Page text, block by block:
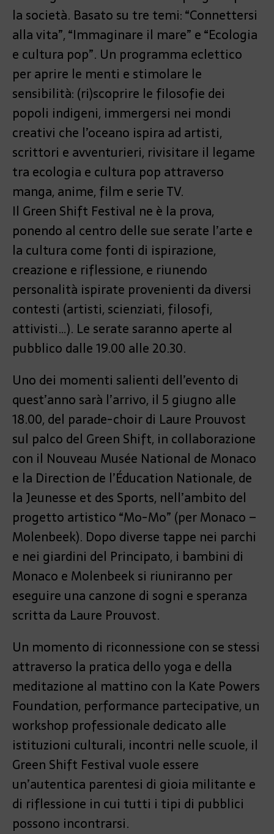
la società. Basato su tre temi: “Connettersi
alla vita”, “Immaginare il mare” e “Ecologia
e cultura pop”. Un programma eclettico
per aprire le menti e stimolare le
sensibilità: (ri)scoprire le filosofie dei
popoli indigeni, immergersi nei mondi
creativi che l’oceano ispira ad artisti,
scrittori e avventurieri, rivisitare il legame
tra ecologia e cultura pop attraverso
manga, anime, film e serie TV.
Il Green Shift Festival ne è la prova,
ponendo al centro delle sue serate l’arte e
la cultura come fonti di ispirazione,
creazione e riflessione, e riunendo
personalità ispirate provenienti da diversi
contesti (artisti, scienziati, filosofi,
attivisti…). Le serate saranno aperte al
pubblico dalle 19.00 alle 20.30.
Uno dei momenti salienti dell’evento di
quest’anno sarà l’arrivo, il 5 giugno alle
18.00, del parade-choir di Laure Prouvost
sul palco del Green Shift, in collaborazione
con il Nouveau Musée National de Monaco
e la Direction de l’Éducation Nationale, de
la Jeunesse et des Sports, nell’ambito del
progetto artistico “Mo-Mo” (per Monaco –
Molenbeek). Dopo diverse tappe nei parchi
e nei giardini del Principato, i bambini di
Monaco e Molenbeek si riuniranno per
eseguire una canzone di sogni e speranza
scritta da Laure Prouvost.
Un momento di riconnessione con se stessi
attraverso la pratica dello yoga e della
meditazione al mattino con la Kate Powers
Foundation, performance partecipative, un
workshop professionale dedicato alle
istituzioni culturali, incontri nelle scuole, il
Green Shift Festival vuole essere
un’autentica parentesi di gioia militante e
di riflessione in cui tutti i tipi di pubblici
possono incontrarsi.